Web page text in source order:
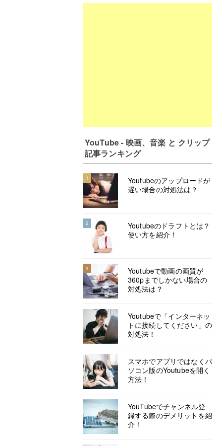
YouTube - 映画、音楽 と クリップ
記事ランキング
1
Youtubeのアップロードが
遅い場合の対処法は？
2
Youtubeのドラフトとは？
使い方を紹介！
3
Youtubeで動画の画質が
360pまでしかない場合の
対処法は？
Youtubeで「インターネッ
トに接続してください」の
対処法！
スマホでアプリではなくパ
ソコン版のYoutubeを開く
方法！
YouTubeでチャンネル登
録する際のデメリットを紹
介！